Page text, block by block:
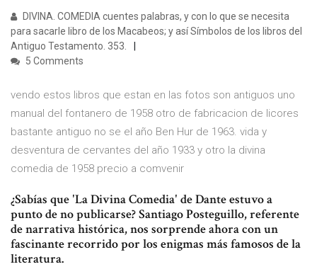
DIVINA. COMEDIA cuentes palabras, y con lo que se necesita
para sacarle libro de los Macabeos; y así Símbolos de los libros del
Antiguo Testamento. 353.
5 Comments
vendo estos libros que estan en las fotos son antiguos uno
manual del fontanero de 1958 otro de fabricacion de licores
bastante antiguo no se el año Ben Hur de 1963. vida y
desventura de cervantes del año 1933 y otro la divina
comedia de 1958 precio a comvenir
¿Sabías que 'La Divina Comedia' de Dante estuvo a
punto de no publicarse? Santiago Posteguillo, referente
de narrativa histórica, nos sorprende ahora con un
fascinante recorrido por los enigmas más famosos de la
literatura.